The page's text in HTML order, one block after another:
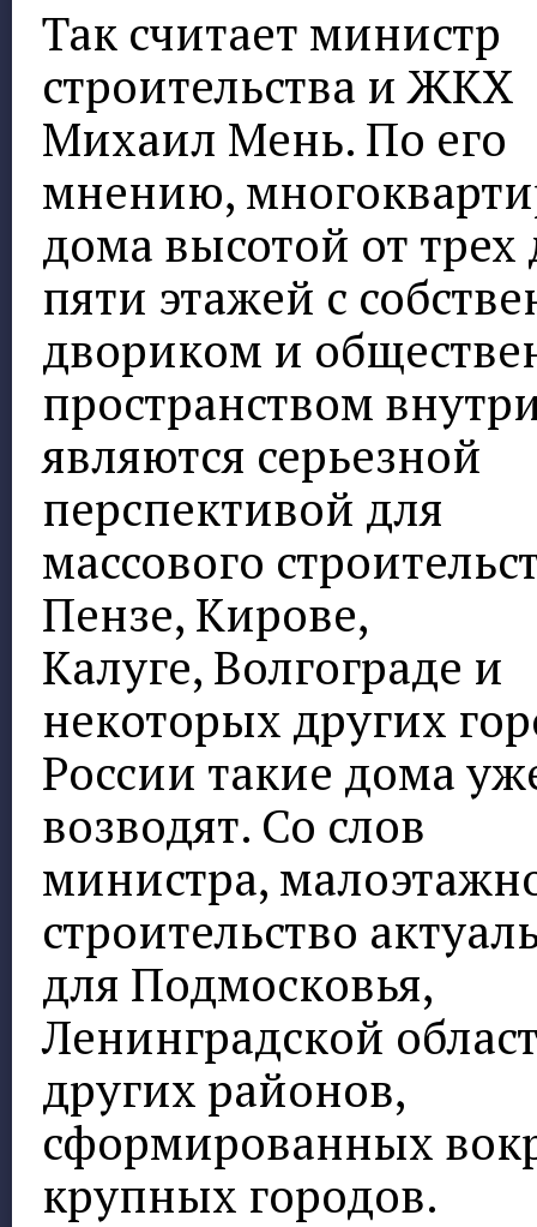
Так считает министр
строительства и ЖКХ
Михаил Мень. По его
мнению,
дома высотой от трех
пяти этажей с
двориком и
пространством
являются серьезной
перспективой для
массового
Пензе, Кирове,
Калуге, Волгограде и
некоторых других
России такие дома
возводят. Со слов
министра,
строительство
для Подмосковья,
Ленинградской
других районов,
сформированных
крупных городов.